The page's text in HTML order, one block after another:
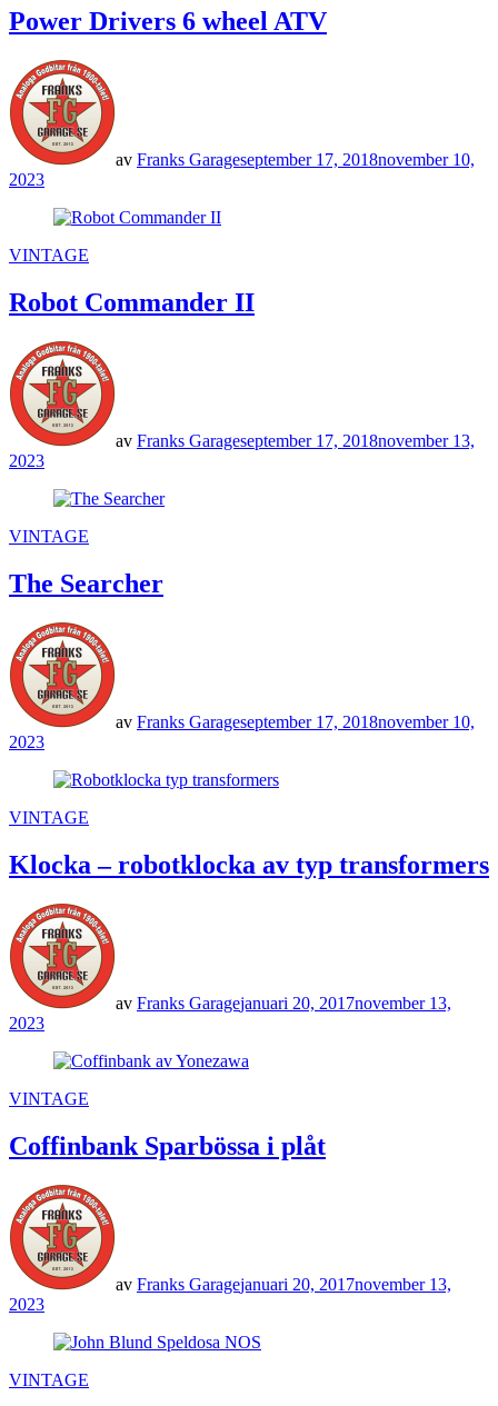
Power Drivers 6 wheel ATV
av Franks Garageseptember 17, 2018november 10,
2023
POSTED
VINTAGE
Robot Commander II
av Franks Garageseptember 17, 2018november 13,
2023
POSTED
VINTAGE
The Searcher
av Franks Garageseptember 17, 2018november 10,
2023
POSTED
VINTAGE
Klocka – robotklocka av typ transformers
av Franks Garagejanuari 20, 2017november 13,
2023
POSTED
VINTAGE
Coffinbank Sparbössa i plåt
av Franks Garagejanuari 20, 2017november 13,
2023
POSTED
VINTAGE